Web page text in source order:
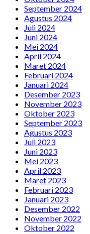
September 2024
Agustus 2024
Juli 2024
Juni 2024
Mei 2024
April 2024
Maret 2024
Februari 2024
Januari 2024
Desember 2023
November 2023
Oktober 2023
September 2023
Agustus 2023
Juli 2023
Juni 2023
Mei 2023
April 2023
Maret 2023
Februari 2023
Januari 2023
Desember 2022
November 2022
Oktober 2022